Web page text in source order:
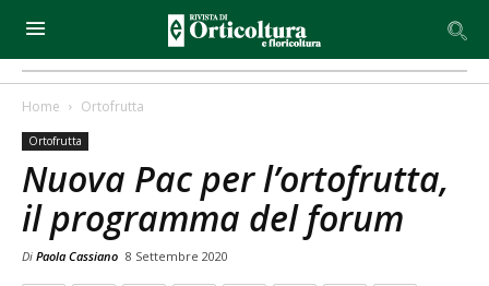
Home Ortofrutta
Ortofrutta
Nuova Pac per l’ortofrutta,
il programma del forum
Di Paola Cassiano 8 Settembre 2020